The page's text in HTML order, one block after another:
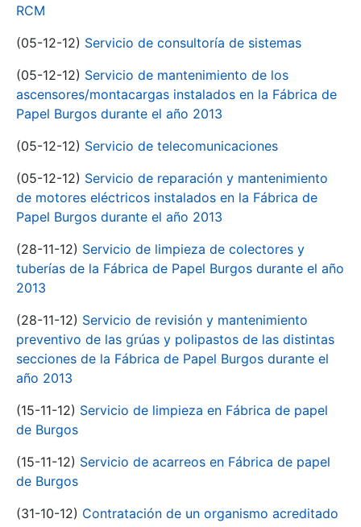
RCM
(05-12-12) Servicio de consultoría de sistemas
(05-12-12) Servicio de mantenimiento de los
ascensores/montacargas instalados en la Fábrica de
Papel Burgos durante el año 2013
(05-12-12) Servicio de telecomunicaciones
(05-12-12) Servicio de reparación y mantenimiento
de motores eléctricos instalados en la Fábrica de
Papel Burgos durante el año 2013
(28-11-12) Servicio de limpieza de colectores y
tuberías de la Fábrica de Papel Burgos durante el año
2013
(28-11-12) Servicio de revisión y mantenimiento
preventivo de las grúas y polipastos de las distintas
secciones de la Fábrica de Papel Burgos durante el
año 2013
(15-11-12) Servicio de limpieza en Fábrica de papel
de Burgos
(15-11-12) Servicio de acarreos en Fábrica de papel
de Burgos
(31-10-12) Contratación de un organismo acreditado